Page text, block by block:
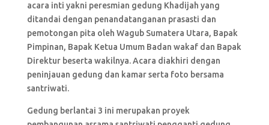
acara inti yakni peresmian gedung Khadijah yang
ditandai dengan penandatanganan prasasti dan
pemotongan pita oleh Wagub Sumatera Utara, Bapak
Pimpinan, Bapak Ketua Umum Badan wakaf dan Bapak
Direktur beserta wakilnya. Acara diakhiri dengan
peninjauan gedung dan kamar serta foto bersama
santriwati.
Gedung berlantai 3 ini merupakan proyek